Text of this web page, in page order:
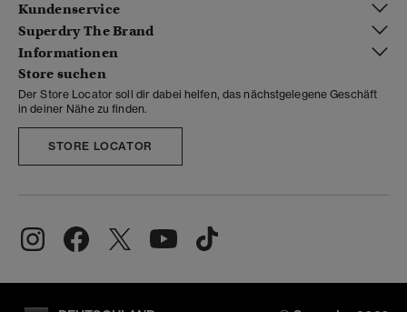
Kundenservice
Superdry The Brand
Informationen
Store suchen
Der Store Locator soll dir dabei helfen, das nächstgelegene Geschäft
in deiner Nähe zu finden.
STORE LOCATOR